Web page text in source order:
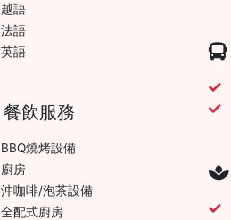
越語
法語
英語
餐飲服務
BBQ燒烤設備
廚房
沖咖啡/泡茶設備
全配式廚房